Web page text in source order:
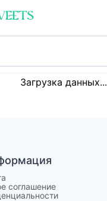
Loading...
Загрузка данных...
соглашение